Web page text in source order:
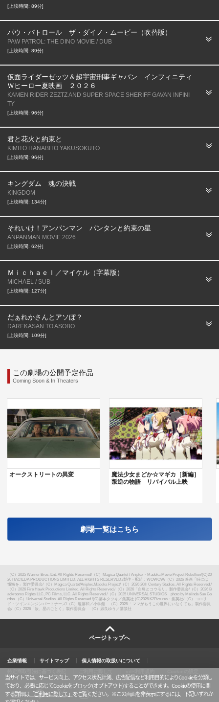
[上映時間: 89分]
パウ・パトロール ザ・ダイノ・ムービー（吹替版）
PAW PATROL: THE DINO MOVIE / DUB
[上映時間: 89分]
仮面ライダーゼッツ＆超宇宙刑事ギャバン インフィニティ
Ｗヒーロー夏映画 ２０２６
KAMEN RIDER ZEZTZ AND SUPER SPACE SHERIFF GAVAN INFINI
TY
[上映時間: 96分]
君と花火と約束と
KIMITO HANABITO YAKUSOKUTO
[上映時間: 96分]
キングダム 魂の決戦
KINGDOM
[上映時間: 134分]
それいけ！アンパンマン パンタンと約束の星
ANPANMAN MOVIE 2026
[上映時間: 62分]
Ｍｉｃｈａｅｌ／マイケル（字幕版）
MICHAEL / SUB
[上映時間: 127分]
だぁれかさんとアソぼ？
DAREKASAN TO ASOBO
[上映時間: 109分]
この劇場の公開予定作品
Coming Soon & In Theaters
オークストリートの異変
魔法少女まどか☆マギカ［新編］
叛逆の物語 リバイバル上映
劇場一覧はこちら
（C）2025 Warner Bros. Ent. All Rights Reserved/ （C）Magica Quartet / Aniplex・Madoka Movie Project Rebellion/(C)20
26 HACIEDA PRODUCTIONS LIMITED. ALL RIGHTS RESERVED./製作・配給：WOWOW/ （C）2026 映画「時には
懺悔を」製作委員会/ （C）Magica Quartet/Aniplex,Madoka Project/ （C）2026 20th Century Studios. All Rights Reserved./
（C）2026 Fire Hawk Productions Limited. All Rights Reserved./ （C）2026「白鳥とコウモリ」製作委員会/ （C）2026 B
ackrooms Rights LLC, PC Films, LLC. All Rights Reserved./ （C）2025 UNIVERSAL STUDIOS photo by Melinda Sue Go
rdon （C）Universal Studios. All Rights Reserved./(C)藤本タツキ／集英社 (C)2026 K2Pictures・集英社/ （C）コロリ
ド・ツインエンジンパートナーズ/ （C）遠藤和／小学館 （C）2026 「ママがもうこの世界にいなくても」製作委員
会/ （C）2026「汝、星のごとく」製作委員会 （C）凪良ゆう／講談社
ページトップへ
企業情報 サイトマップ
個人情報の取扱いについて
当サイトでは、サービス向上、アクセス状況計測、広告配信など利用目的によりCookieを分類し
ており、必要に応じてCookieをブロック(オプトアウト)することができます。Cookieの使用に関
する詳細は「ご利用に際して」 をご覧ください。 ※この画面を非表示にするには、下記いずれか